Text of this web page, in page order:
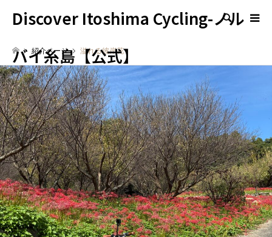
Discover Itoshima Cycling-ノル
バイ糸島【公式】
検索
紹介ページ 溢れる彼岸花